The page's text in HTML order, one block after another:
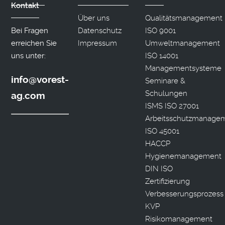
Kontakt
Bei Fragen
erreichen Sie
uns unter:
info@vorest-
ag.com
Über uns
Datenschutz
Impressum
Qualitätsmanagement
ISO 9001
Umweltmanagement
ISO 14001
Managementsysteme
Seminare &
Schulungen
ISMS ISO 27001
ISO 45001
HACCP
Hygienemanagement
DIN ISO
Zertifizierung
Verbesserungsprozess
KVP
Risikomanagement